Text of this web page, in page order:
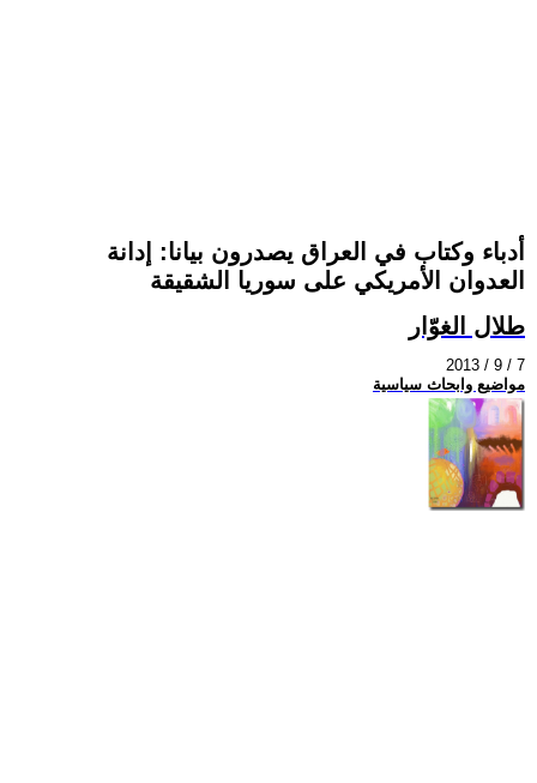
أدباء وكتاب في العراق يصدرون بيانا: إدانة
العدوان الأمريكي على سوريا الشقيقة
طلال الغوّار
2013 / 9 / 7
مواضيع وابحاث سياسية